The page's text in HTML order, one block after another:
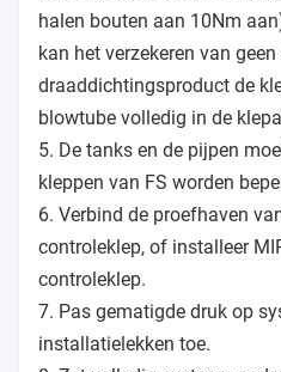
halen bouten aan 10Nm
kan het verzekeren van
draaddichtingsproduct de
blowtube volledig in de
5. De tanks en de pijpen
kleppen van FS worden
6. Verbind de proefhaven
controleklep, of installeer
controleklep.
7. Pas gematigde druk op
installatielekken toe.